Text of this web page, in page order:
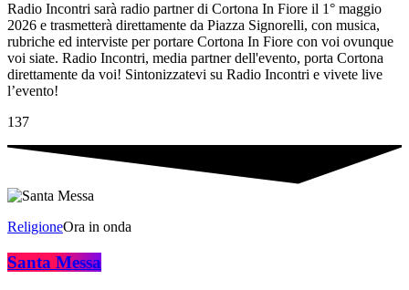
Radio Incontri sarà radio partner di Cortona In Fiore il 1° maggio
2026 e trasmetterà direttamente da Piazza Signorelli, con musica,
rubriche ed interviste per portare Cortona In Fiore con voi ovunque
voi siate. Radio Incontri, media partner dell'evento, porta Cortona
direttamente da voi! Sintonizzatevi su Radio Incontri e vivete live
l’evento!
137
ReligioneOra in onda
Santa Messa